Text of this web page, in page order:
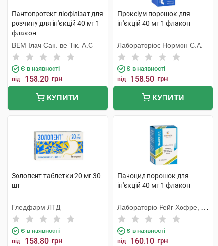
Пантопротект ліофілізат для
розчину для ін'єкцій 40 мг 1
флакон
ВЕМ Ілач Сан. ве Тік. А.С
Є в наявності
від 158.20 грн
КУПИТИ
Проксіум порошок для
ін'єкцій 40 мг 1 флакон
Лабораторіос Нормон С.А.
Є в наявності
від 158.50 грн
КУПИТИ
Золопент таблетки 20 мг 30
шт
Гледфарм ЛТД
Є в наявності
від 158.80 грн
Паноцид порошок для
ін'єкцій 40 мг 1 флакон
Лабораторіо Рейг Хофре, С.
А.
Є в наявності
від 160.10 грн